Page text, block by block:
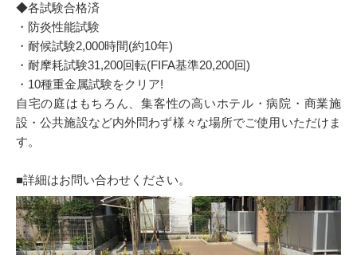
◆各試験合格済
・防炎性能試験
・耐候試験2,000時間(約10年)
・耐摩耗試験31,200回転(FIFA基準20,200回)
・10種重金属試験をクリア!
自宅の庭はもちろん、集客性の高いホテル・病院・商業施
設・公共施設など内外問わず様々な場所でご使用いただけま
す。
■詳細はお問い合わせください。